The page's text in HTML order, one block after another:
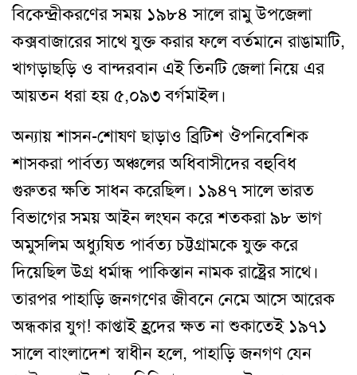
বিকেন্দ্রীকরণের সময় ১৯৮৪ সালে রামু উপজেলা
কক্সবাজারের সাথে যুক্ত করার ফলে বর্তমানে রাঙামাটি,
খাগড়াছড়ি ও বান্দরবান এই তিনটি জেলা নিয়ে এর
আয়তন ধরা হয় ৫,০৯৩ বর্গমাইল।
অন্যায় শাসন-শোষণ ছাড়াও ব্রিটিশ ঔপনিবেশিক
শাসকরা পার্বত্য অঞ্চলের অধিবাসীদের বহুবিধ
গুরুতর ক্ষতি সাধন করেছিল। ১৯৪৭ সালে ভারত
বিভাগের সময় আইন লংঘন করে শতকরা ৯৮ ভাগ
অমুসলিম অধ্যুষিত পার্বত্য চট্টগ্রামকে যুক্ত করে
দিয়েছিল উগ্র ধর্মান্ধ পাকিস্তান নামক রাষ্ট্রের সাথে।
তারপর পাহাড়ি জনগণের জীবনে নেমে আসে আরেক
অন্ধকার যুগ! কাপ্তাই হ্রদের ক্ষত না শুকাতেই ১৯৭১
সালে বাংলাদেশ স্বাধীন হলে, পাহাড়ি জনগণ যেন